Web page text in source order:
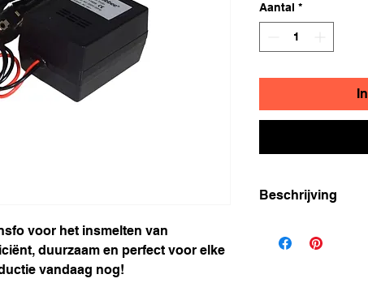
voor het insmelten van
duurzaam en perfect voor elke
vandaag nog!
Aantal *
Beschrijving
Uitgang: AC 9V